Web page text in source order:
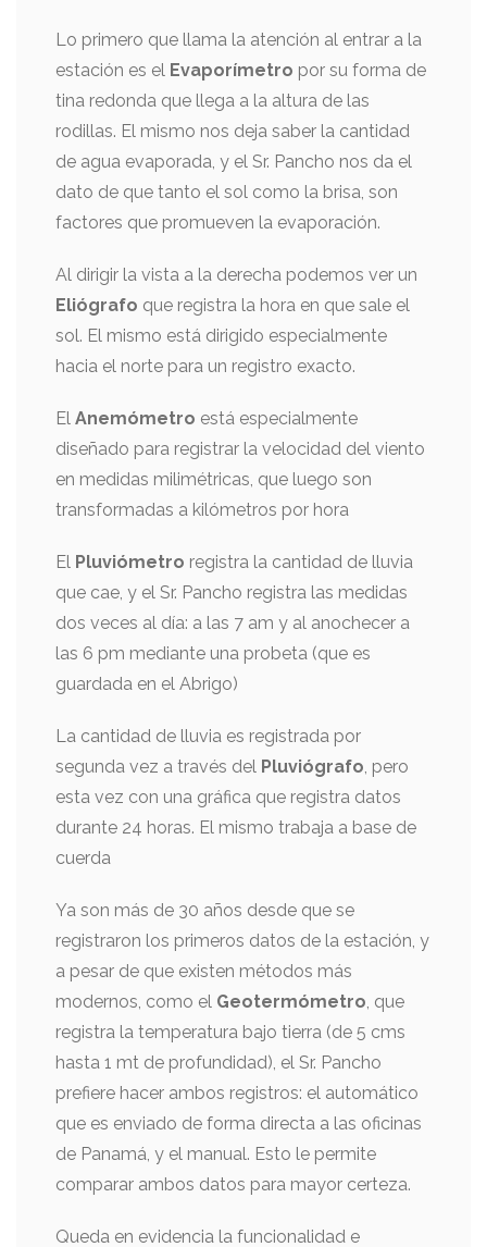
Lo primero que llama la atención al entrar a la
estación es el Evaporímetro por su forma de
tina redonda que llega a la altura de las
rodillas. El mismo nos deja saber la cantidad
de agua evaporada, y el Sr. Pancho nos da el
dato de que tanto el sol como la brisa, son
factores que promueven la evaporación.
Al dirigir la vista a la derecha podemos ver un
Eliógrafo que registra la hora en que sale el
sol. El mismo está dirigido especialmente
hacia el norte para un registro exacto.
El Anemómetro está especialmente
diseñado para registrar la velocidad del viento
en medidas milimétricas, que luego son
transformadas a kilómetros por hora
El Pluviómetro registra la cantidad de lluvia
que cae, y el Sr. Pancho registra las medidas
dos veces al día: a las 7 am y al anochecer a
las 6 pm mediante una probeta (que es
guardada en el Abrigo)
La cantidad de lluvia es registrada por
segunda vez a través del Pluviógrafo, pero
esta vez con una gráfica que registra datos
durante 24 horas. El mismo trabaja a base de
cuerda
Ya son más de 30 años desde que se
registraron los primeros datos de la estación, y
a pesar de que existen métodos más
modernos, como el Geotermómetro, que
registra la temperatura bajo tierra (de 5 cms
hasta 1 mt de profundidad), el Sr. Pancho
prefiere hacer ambos registros: el automático
que es enviado de forma directa a las oficinas
de Panamá, y el manual. Esto le permite
comparar ambos datos para mayor certeza.
Queda en evidencia la funcionalidad e